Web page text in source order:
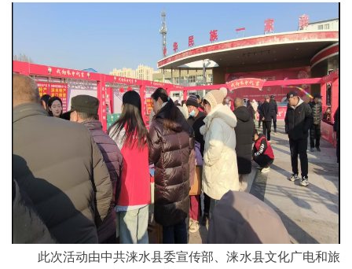
此次活动由中共涞水县委宣传部、涞水县文化广电和旅